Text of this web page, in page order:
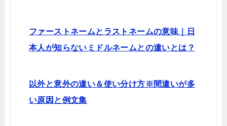
ファーストネームとラストネームの意味｜日
本人が知らないミドルネームとの違いとは？
以外と意外の違い＆使い分け方※間違いが多
い原因と例文集